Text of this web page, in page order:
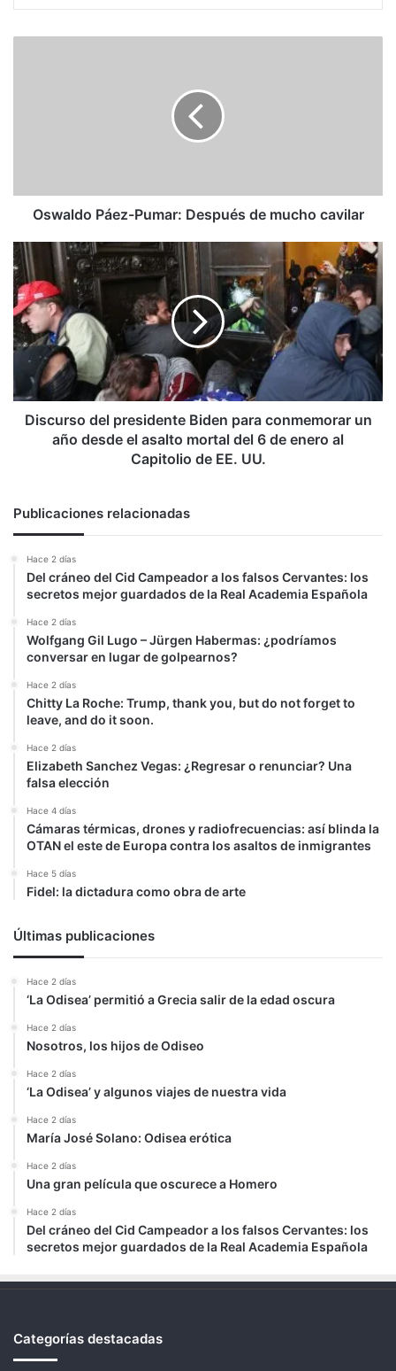
Oswaldo Páez-Pumar: Después de mucho cavilar
Discurso
del
presidente
Biden
para
conmemorar
año
desde
de
Capitolio
EE.
UU.
Discurso del presidente Biden para conmemorar un
año desde el asalto mortal del 6 de enero al
Capitolio de EE. UU.
Publicaciones relacionadas
Hace 2 días
Del cráneo del Cid Campeador a los falsos Cervantes: los
secretos mejor guardados de la Real Academia Española
Hace 2 días
Wolfgang Gil Lugo – Jürgen Habermas: ¿podríamos
conversar en lugar de golpearnos?
Hace 2 días
Chitty La Roche: Trump, thank you, but do not forget to
leave, and do it soon.
Hace 2 días
Elizabeth Sanchez Vegas: ¿Regresar o renunciar? Una
falsa elección
Hace 4 días
Cámaras térmicas, drones y radiofrecuencias: así blinda la
OTAN el este de Europa contra los asaltos de inmigrantes
Hace 5 días
Fidel: la dictadura como obra de arte
Últimas publicaciones
Hace 2 días
‘La Odisea’ permitió a Grecia salir de la edad oscura
Hace 2 días
Nosotros, los hijos de Odiseo
Hace 2 días
‘La Odisea’ y algunos viajes de nuestra vida
Hace 2 días
María José Solano: Odisea erótica
Hace 2 días
Una gran película que oscurece a Homero
Hace 2 días
Del cráneo del Cid Campeador a los falsos Cervantes: los
secretos mejor guardados de la Real Academia Española
Categorías destacadas